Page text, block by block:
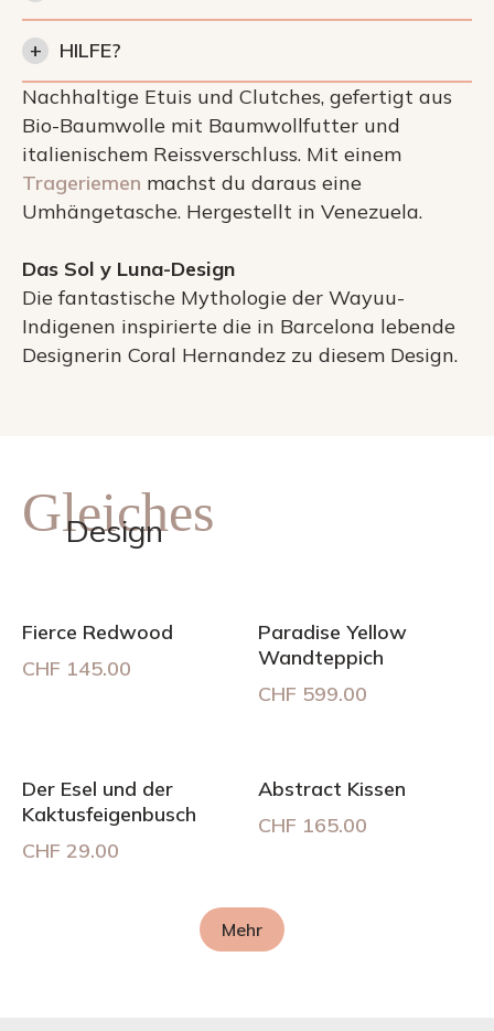
+
HILFE?
Nachhaltige Etuis und Clutches, gefertigt aus
Bio-Baumwolle mit Baumwollfutter und
italienischem Reissverschluss. Mit einem
Trageriemen machst du daraus eine
Umhängetasche. Hergestellt in Venezuela.
Das Sol y Luna-Design
Die fantastische Mythologie der Wayuu-
Indigenen inspirierte die in Barcelona lebende
Designerin Coral Hernandez zu diesem Design.
Gleiches
Design
Fierce Redwood
CHF 145.00
Paradise Yellow
Wandteppich
CHF 599.00
Der Esel und der
Kaktusfeigenbusch
CHF 29.00
Abstract Kissen
CHF 165.00
Mehr